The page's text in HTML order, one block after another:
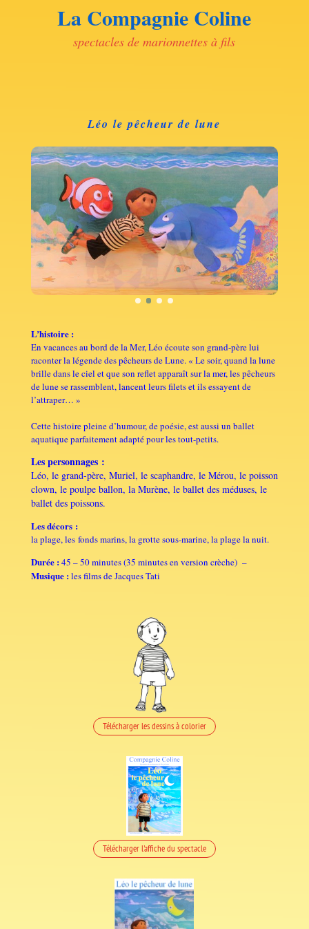
La Compagnie Coline
spectacles de marionnettes à fils
Léo le pêcheur de lune
L’histoire :
En vacances au bord de la Mer, Léo écoute son grand-père lui
raconter la légende des pêcheurs de Lune. « Le soir, quand la lune
brille dans le ciel et que son reflet apparaît sur la mer, les pêcheurs
de lune se rassemblent, lancent leurs filets et ils essayent de
l’attraper… »
Cette histoire pleine d’humour, de poésie, est aussi un ballet
aquatique parfaitement adapté pour les tout-petits.
Les personnages :
Léo, le grand-père, Muriel, le scaphandre, le Mérou, le poisson
clown, le poulpe ballon, la Murène, le ballet des méduses, le
ballet des poissons.
Les décors :
la plage, les fonds marins, la grotte sous-marine, la plage la nuit.
Durée :45 – 50 minutes (35 minutes en version crèche) –
Musique :les films de Jacques Tati
Télécharger les dessins à colorier
Télécharger l'affiche du spectacle